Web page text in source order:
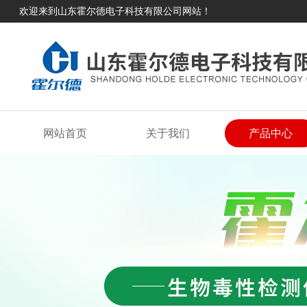
欢迎来到山东霍尔德电子科技有限公司网站！
网站首页 关于我们 产品中心